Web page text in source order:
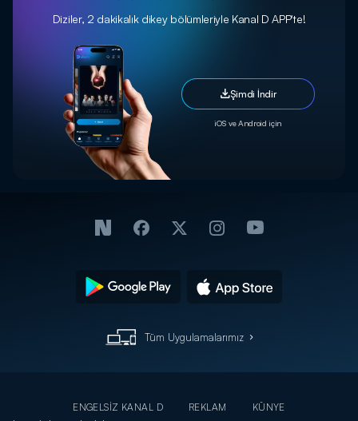
Diziler, 2 dakikalık dikey bölümleriyle Kanal D APP'te!
Şimdi İndir
iOS ve Android için
Tüm Uygulamalarımız
ENGELSİZ KANAL D REKLAM
KÜNYE